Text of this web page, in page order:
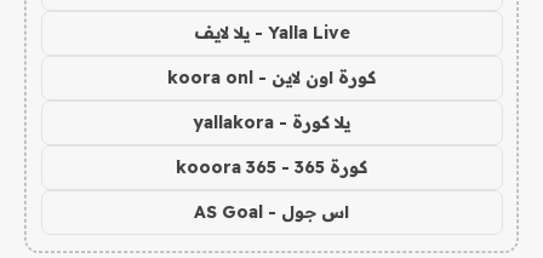
Yalla Live - يلا لايف
كورة اون لاين - koora onl
يلا كورة - yallakora
كورة 365 - kooora 365
اس جول - AS Goal